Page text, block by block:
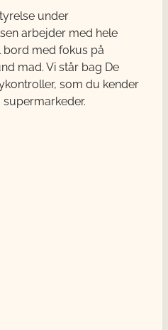
under
arbejder med hele
med fokus på
mad. Vi står bag De
som du kender